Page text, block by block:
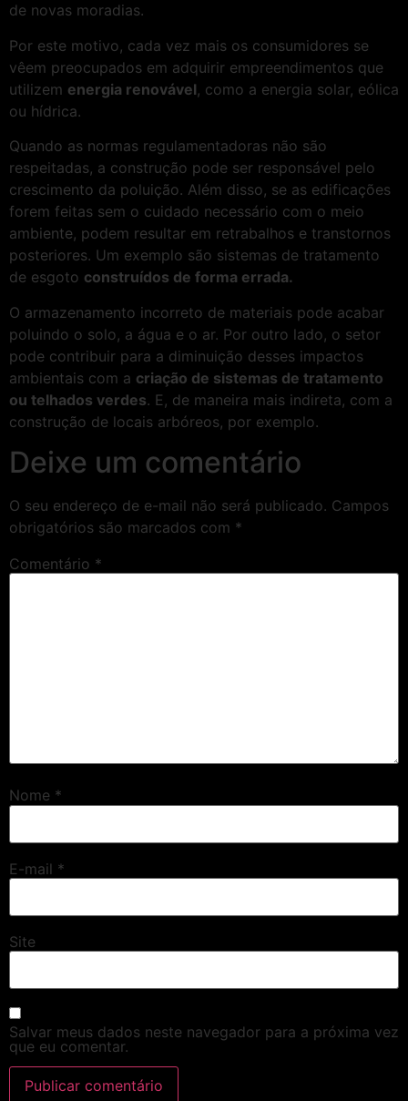
de novas moradias.
Por este motivo, cada vez mais os consumidores se
vêem preocupados em adquirir empreendimentos que
utilizem energia renovável, como a energia solar, eólica
ou hídrica.
Quando as normas regulamentadoras não são
respeitadas, a construção pode ser responsável pelo
crescimento da poluição. Além disso, se as edificações
forem feitas sem o cuidado necessário com o meio
ambiente, podem resultar em retrabalhos e transtornos
posteriores. Um exemplo são sistemas de tratamento
de esgoto construídos de forma errada.
O armazenamento incorreto de materiais pode acabar
poluindo o solo, a água e o ar. Por outro lado, o setor
pode contribuir para a diminuição desses impactos
ambientais com a criação de sistemas de tratamento
ou telhados verdes. E, de maneira mais indireta, com a
construção de locais arbóreos, por exemplo.
Deixe um comentário
O seu endereço de e-mail não será publicado. Campos
obrigatórios são marcados com *
Comentário *
Nome *
E-mail *
Site
Salvar meus dados neste navegador para a próxima vez
que eu comentar.